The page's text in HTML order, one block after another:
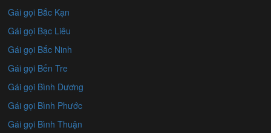
Gái gọi Bắc Kạn
Gái gọi Bạc Liêu
Gái gọi Bắc Ninh
Gái gọi Bến Tre
Gái gọi Bình Dương
Gái gọi Bình Phước
Gái gọi Bình Thuận